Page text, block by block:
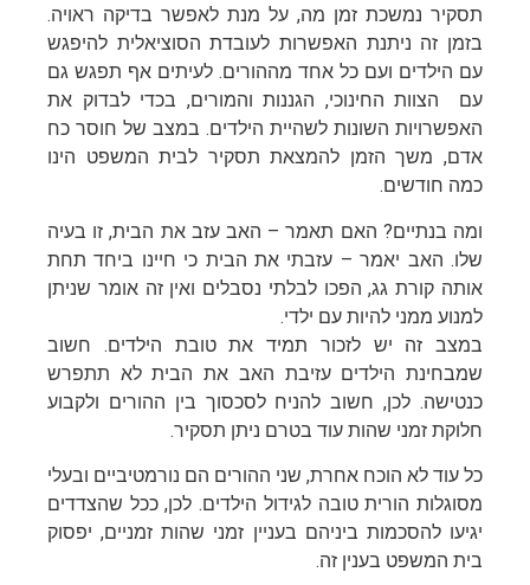
תסקיר נמשכת זמן מה, על מנת לאפשר בדיקה ראויה.
בזמן זה ניתנת האפשרות לעובדת הסוציאלית להיפגש
עם הילדים ועם כל אחד מההורים. לעיתים אף תפגש גם
עם הצוות החינוכי, הגננות והמורים, בכדי לבדוק את
האפשרויות השונות לשהיית הילדים. במצב של חוסר כח
אדם, משך הזמן להמצאת תסקיר לבית המשפט הינו
כמה חודשים.
ומה בנתיים? האם תאמר – האב עזב את הבית, זו בעיה
שלו. האב יאמר – עזבתי את הבית כי חיינו ביחד תחת
אותה קורת גג, הפכו לבלתי נסבלים ואין זה אומר שניתן
למנוע ממני להיות עם ילדי.
במצב זה יש לזכור תמיד את טובת הילדים. חשוב
שמבחינת הילדים עזיבת האב את הבית לא תתפרש
כנטישה. לכן, חשוב להניח לסכסוך בין ההורים ולקבוע
חלוקת זמני שהות עוד בטרם ניתן תסקיר.
כל עוד לא הוכח אחרת, שני ההורים הם נורמטיביים ובעלי
מסוגלות הורית טובה לגידול הילדים. לכן, ככל שהצדדים
יגיעו להסכמות ביניהם בעניין זמני שהות זמניים, יפסוק
בית המשפט בענין זה.